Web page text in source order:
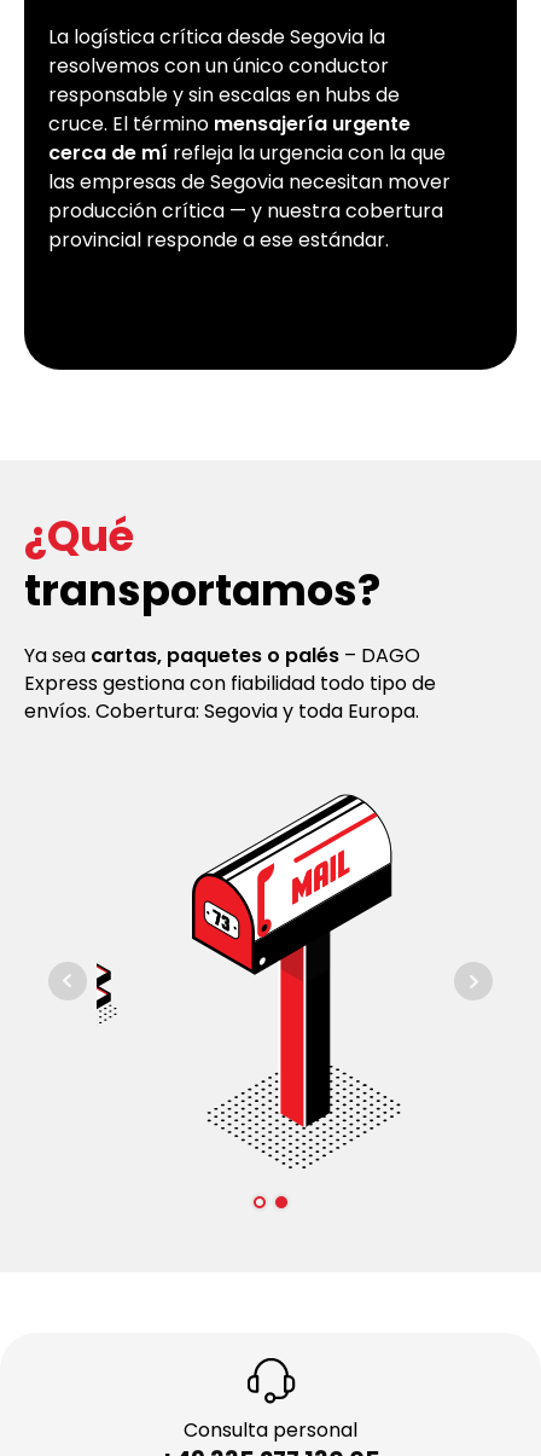
La logística crítica desde Segovia la
resolvemos con un único conductor
responsable y sin escalas en hubs de
cruce. El término mensajería urgente
cerca de mí refleja la urgencia con la que
las empresas de Segovia necesitan mover
producción crítica — y nuestra cobertura
provincial responde a ese estándar.
¿Qué
transportamos?
Ya sea cartas, paquetes o palés – DAGO
Express gestiona con fiabilidad todo tipo de
envíos. Cobertura: Segovia y toda Europa.
Consulta personal